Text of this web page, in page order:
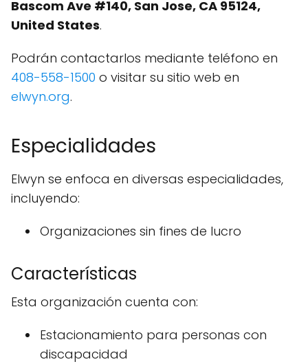
Bascom Ave #140, San Jose, CA 95124,
United States.
Podrán contactarlos mediante teléfono en
408-558-1500 o visitar su sitio web en
elwyn.org.
Especialidades
Elwyn se enfoca en diversas especialidades,
incluyendo:
Organizaciones sin fines de lucro
Características
Esta organización cuenta con:
Estacionamiento para personas con
discapacidad